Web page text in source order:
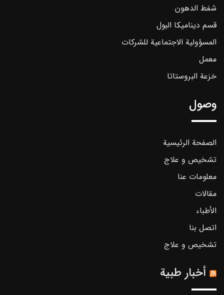
شفط الدهون
قسم ديناميكا البول
المسؤولية الاجتماعية للشركات
معمل
خزعة البروستاتا
وصول
الصفحة الرئيسية
تشخیص و علاج
معلومات عنا
مقالات
الأطباء
اتصل بنا
تشخیص و علاج
أخبار طبية